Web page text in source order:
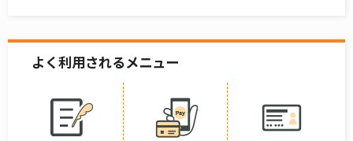
よく利用されるメニュー